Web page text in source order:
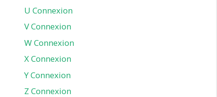
U Connexion
V Connexion
W Connexion
X Connexion
Y Connexion
Z Connexion